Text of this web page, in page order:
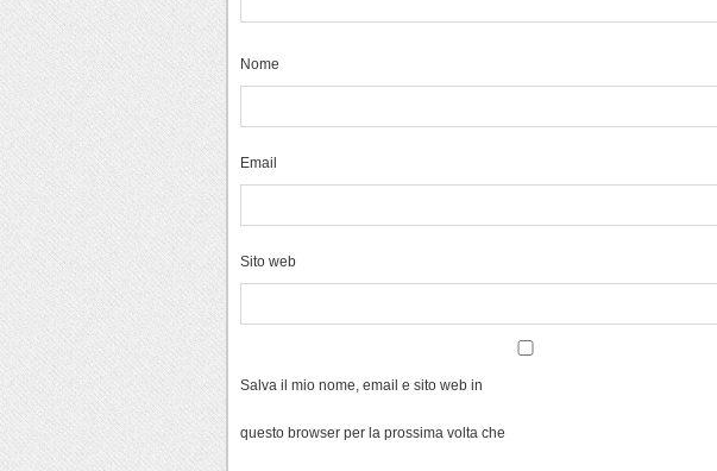
Nome
Email
Sito web
Salva il mio nome, email e sito web in
questo browser per la prossima volta che